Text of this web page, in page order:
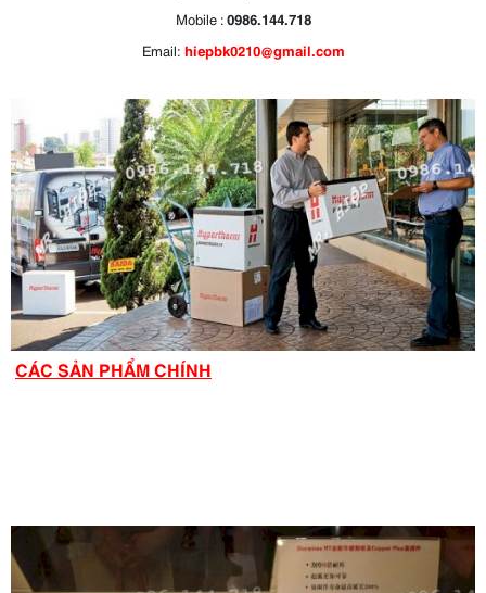
Mobile :0986.144.718
Email: hiepbk0210@gmail.com
CÁC SẢN PHẨM CHÍNH